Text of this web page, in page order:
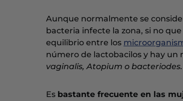
Aunque normalmente se
bacteria infecte la zona, si no
equilibrio entre los
número de lactobacilos y hay
vaginalis, Atopium o bacteriodes.
Es bastante frecuente en las